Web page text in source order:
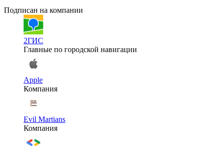
Подписан на компании
2ГИС
Главные по городской навигации
Apple
Компания
Evil Martians
Компания